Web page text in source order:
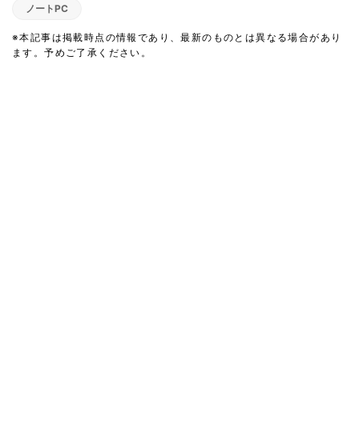
ノートPC
※本記事は掲載時点の情報であり、最新のものとは異なる場合があり
ます。予めご了承ください。